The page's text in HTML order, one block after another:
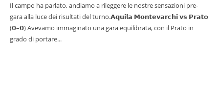
Il campo ha parlato, andiamo a rileggere le nostre sensazioni pre-
gara alla luce dei risultati del turno.𝗔𝗾𝘂𝗶𝗹𝗮 𝗠𝗼𝗻𝘁𝗲𝘃𝗮𝗿𝗰𝗵𝗶 𝘃𝘀 𝗣𝗿𝗮𝘁𝗼
(𝟬–𝟬) Avevamo immaginato una gara equilibrata, con il Prato in
grado di portare...